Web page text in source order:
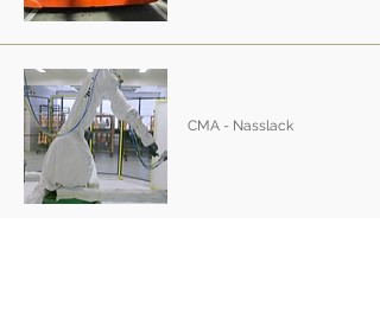
CMA - Nasslack